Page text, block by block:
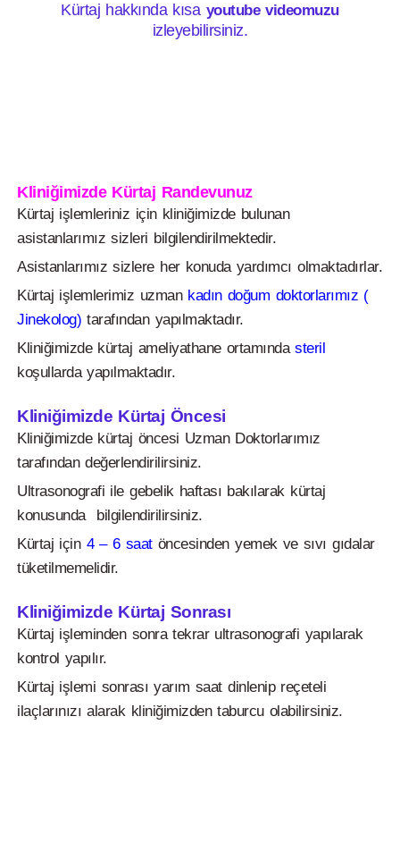
Kürtaj hakkında kısa youtube videomuzu
izleyebilirsiniz.
Kliniğimizde Kürtaj Randevunuz
Kürtaj işlemleriniz için kliniğimizde bulunan
asistanlarımız sizleri bilgilendirilmektedir.
Asistanlarımız sizlere her konuda yardımcı olmaktadırlar.
Kürtaj işlemlerimiz uzman kadın doğum doktorlarımız (
Jinekolog) tarafından yapılmaktadır.
Kliniğimizde kürtaj ameliyathane ortamındasteril
koşullarda yapılmaktadır.
Kliniğimizde Kürtaj Öncesi
Kliniğimizde kürtaj öncesi Uzman Doktorlarımız
tarafından değerlendirilirsiniz.
Ultrasonografi ile gebelik haftası bakılarak kürtaj
konusunda bilgilendirilirsiniz.
Kürtaj için 4 – 6 saatöncesinden yemek ve sıvı gıdalar
tüketilmemelidir.
Kliniğimizde Kürtaj Sonrası
Kürtaj işleminden sonra tekrar ultrasonografi yapılarak
kontrol yapılır.
Kürtaj işlemi sonrası yarım saat dinlenip reçeteli
ilaçlarınızı alarak kliniğimizden taburcu olabilirsiniz.